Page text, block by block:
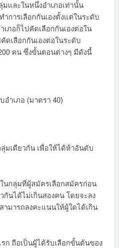
และในหนึ่งอำเภอเท่านั้น
การเลือกกันเองตั้งแต่ในระดับ
ภอก็ไปคัดเลือกกันเองต่อใน
ดเลือกกันเองต่อในระดับ
คน ซึ่งขั้นตอนต่างๆ มีดังนี้
อำเภอ (มาตรา 40)
มเดียวกัน เพื่อให้ได้ห้าอันดับ
ในกลุ่มที่ผู้สมัครเลือกสมัครก่อน
กันได้ไม่เกินสองคน โดยจะลง
มารถลงคะแนนให้ผู้ใดได้เกิน
ก ถือเป็นผู้ได้รับเลือกขั้นต้นของ